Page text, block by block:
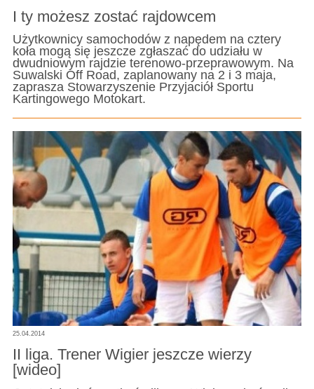
I ty możesz zostać rajdowcem
Użytkownicy samochodów z napędem na cztery
koła mogą się jeszcze zgłaszać do udziału w
dwudniowym rajdzie terenowo-przeprawowym. Na
Suwalski Off Road, zaplanowany na 2 i 3 maja,
zaprasza Stowarzyszenie Przyjaciół Sportu
Kartingowego Motokart.
25.04.2014
II liga. Trener Wigier jeszcze wierzy
[wideo]